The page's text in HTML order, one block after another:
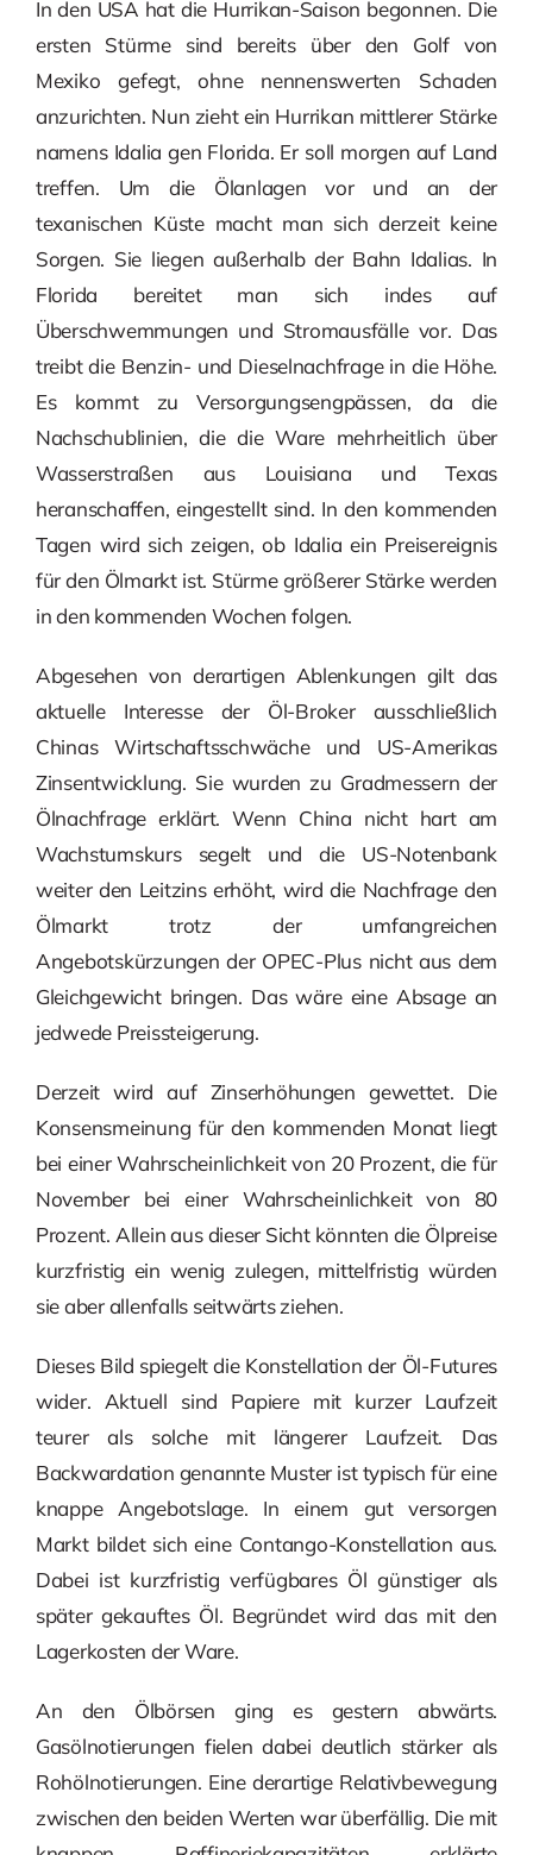
In den USA hat die Hurrikan-Saison begonnen. Die
ersten Stürme sind bereits über den Golf von
Mexiko gefegt, ohne nennenswerten Schaden
anzurichten. Nun zieht ein Hurrikan mittlerer Stärke
namens Idalia gen Florida. Er soll morgen auf Land
treffen. Um die Ölanlagen vor und an der
texanischen Küste macht man sich derzeit keine
Sorgen. Sie liegen außerhalb der Bahn Idalias. In
Florida bereitet man sich indes auf
Überschwemmungen und Stromausfälle vor. Das
treibt die Benzin- und Dieselnachfrage in die Höhe.
Es kommt zu Versorgungsengpässen, da die
Nachschublinien, die die Ware mehrheitlich über
Wasserstraßen aus Louisiana und Texas
heranschaffen, eingestellt sind. In den kommenden
Tagen wird sich zeigen, ob Idalia ein Preisereignis
für den Ölmarkt ist. Stürme größerer Stärke werden
in den kommenden Wochen folgen.
Abgesehen von derartigen Ablenkungen gilt das
aktuelle Interesse der Öl-Broker ausschließlich
Chinas Wirtschaftsschwäche und US-Amerikas
Zinsentwicklung. Sie wurden zu Gradmessern der
Ölnachfrage erklärt. Wenn China nicht hart am
Wachstumskurs segelt und die US-Notenbank
weiter den Leitzins erhöht, wird die Nachfrage den
Ölmarkt trotz der umfangreichen
Angebotskürzungen der OPEC-Plus nicht aus dem
Gleichgewicht bringen. Das wäre eine Absage an
jedwede Preissteigerung.
Derzeit wird auf Zinserhöhungen gewettet. Die
Konsensmeinung für den kommenden Monat liegt
bei einer Wahrscheinlichkeit von 20 Prozent, die für
November bei einer Wahrscheinlichkeit von 80
Prozent. Allein aus dieser Sicht könnten die Ölpreise
kurzfristig ein wenig zulegen, mittelfristig würden
sie aber allenfalls seitwärts ziehen.
Dieses Bild spiegelt die Konstellation der Öl-Futures
wider. Aktuell sind Papiere mit kurzer Laufzeit
teurer als solche mit längerer Laufzeit. Das
Backwardation genannte Muster ist typisch für eine
knappe Angebotslage. In einem gut versorgen
Markt bildet sich eine Contango-Konstellation aus.
Dabei ist kurzfristig verfügbares Öl günstiger als
später gekauftes Öl. Begründet wird das mit den
Lagerkosten der Ware.
An den Ölbörsen ging es gestern abwärts.
Gasölnotierungen fielen dabei deutlich stärker als
Rohölnotierungen. Eine derartige Relativbewegung
zwischen den beiden Werten war überfällig. Die mit